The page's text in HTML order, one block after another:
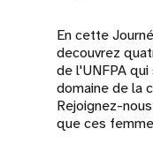
En cette
decouvrez
de l'UNFPA
domaine de la
Rejoignez-
que ces